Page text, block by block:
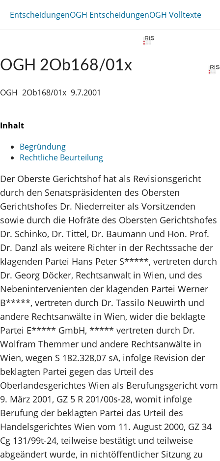
EntscheidungenOGH EntscheidungenOGH Volltexte
OGH 2Ob168/01x
OGH 2Ob168/01x 9.7.2001
Inhalt
Begründung
Rechtliche Beurteilung
Der Oberste Gerichtshof hat als Revisionsgericht
durch den Senatspräsidenten des Obersten
Gerichtshofes Dr. Niederreiter als Vorsitzenden
sowie durch die Hofräte des Obersten Gerichtshofes
Dr. Schinko, Dr. Tittel, Dr. Baumann und Hon. Prof.
Dr. Danzl als weitere Richter in der Rechtssache der
klagenden Partei Hans Peter S*****, vertreten durch
Dr. Georg Döcker, Rechtsanwalt in Wien, und des
Nebenintervenienten der klagenden Partei Werner
B*****, vertreten durch Dr. Tassilo Neuwirth und
andere Rechtsanwälte in Wien, wider die beklagte
Partei E***** GmbH, ***** vertreten durch Dr.
Wolfram Themmer und andere Rechtsanwälte in
Wien, wegen S 182.328,07 sA, infolge Revision der
beklagten Partei gegen das Urteil des
Oberlandesgerichtes Wien als Berufungsgericht vom
9. März 2001, GZ 5 R 201/00s-28, womit infolge
Berufung der beklagten Partei das Urteil des
Handelsgerichtes Wien vom 11. August 2000, GZ 34
Cg 131/99t-24, teilweise bestätigt und teilweise
abgeändert wurde, in nichtöffentlicher Sitzung zu